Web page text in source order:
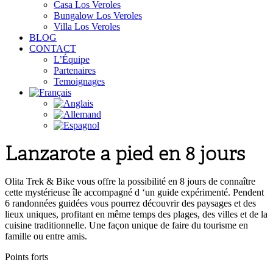
Casa Los Veroles
Bungalow Los Veroles
Villa Los Veroles
BLOG
CONTACT
L’Équipe
Partenaires
Temoignages
Lanzarote a pied en 8 jours
Olita Trek & Bike vous offre la possibilité en 8 jours de connaître
cette mystérieuse île accompagné d ‘un guide expérimenté. Pendent
6 randonnées guidées vous pourrez découvrir des paysages et des
lieux uniques, profitant en même temps des plages, des villes et de la
cuisine traditionnelle. Une façon unique de faire du tourisme en
famille ou entre amis.
Points forts